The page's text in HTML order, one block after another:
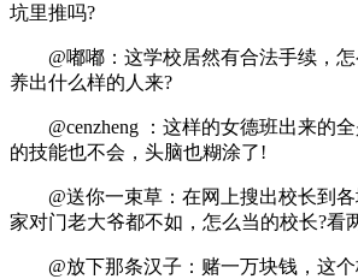
坑里推吗?
@嘟嘟：这学校居然有合法手续，怎
养出什么样的人来?
@cenzheng ：这样的女德班出来的全
的技能也不会，头脑也糊涂了!
@送你一束草：在网上搜出校长到各
家对门老大爷都不如，怎么当的校长?看
@放下那条汉子：赌一万块钱，这个